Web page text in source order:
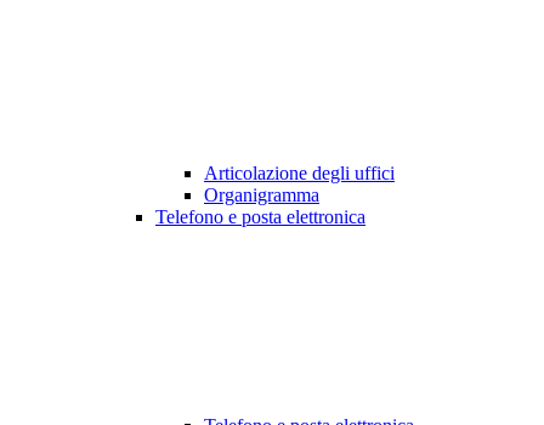
Articolazione degli uffici
Organigramma
Telefono e posta elettronica